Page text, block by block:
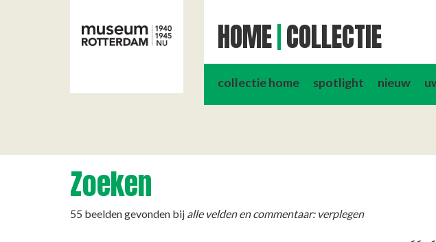
HOME COLLECTIE
collectie home spotlight nieuw
Zoeken
55 beelden gevonden bij alle velden en commentaar: verplegen